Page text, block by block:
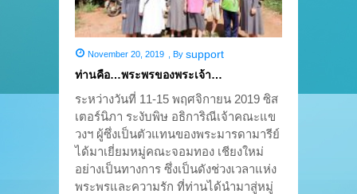
November 20, 2019 By support
ท่านคือ…พระพรของพระเจ้า…
ระหว่างวันที่ 11-15 พฤศจิกายน 2019 ซิส
เตอร์นิภา ระงับพิษ อธิการิณีเจ้าคณะแข
วงฯ ผู้ซึ่งเป็นตัวแทนของพระมารดามารีย์
ได้มาเยี่ยมหมู่คณะจอมทอง เชียงใหม่
อย่างเป็นทางการ ซึ่งเป็นดังช่วงเวลาแห่ง
พระพรและความรัก ที่ท่านได้นำมาสู่หมู่